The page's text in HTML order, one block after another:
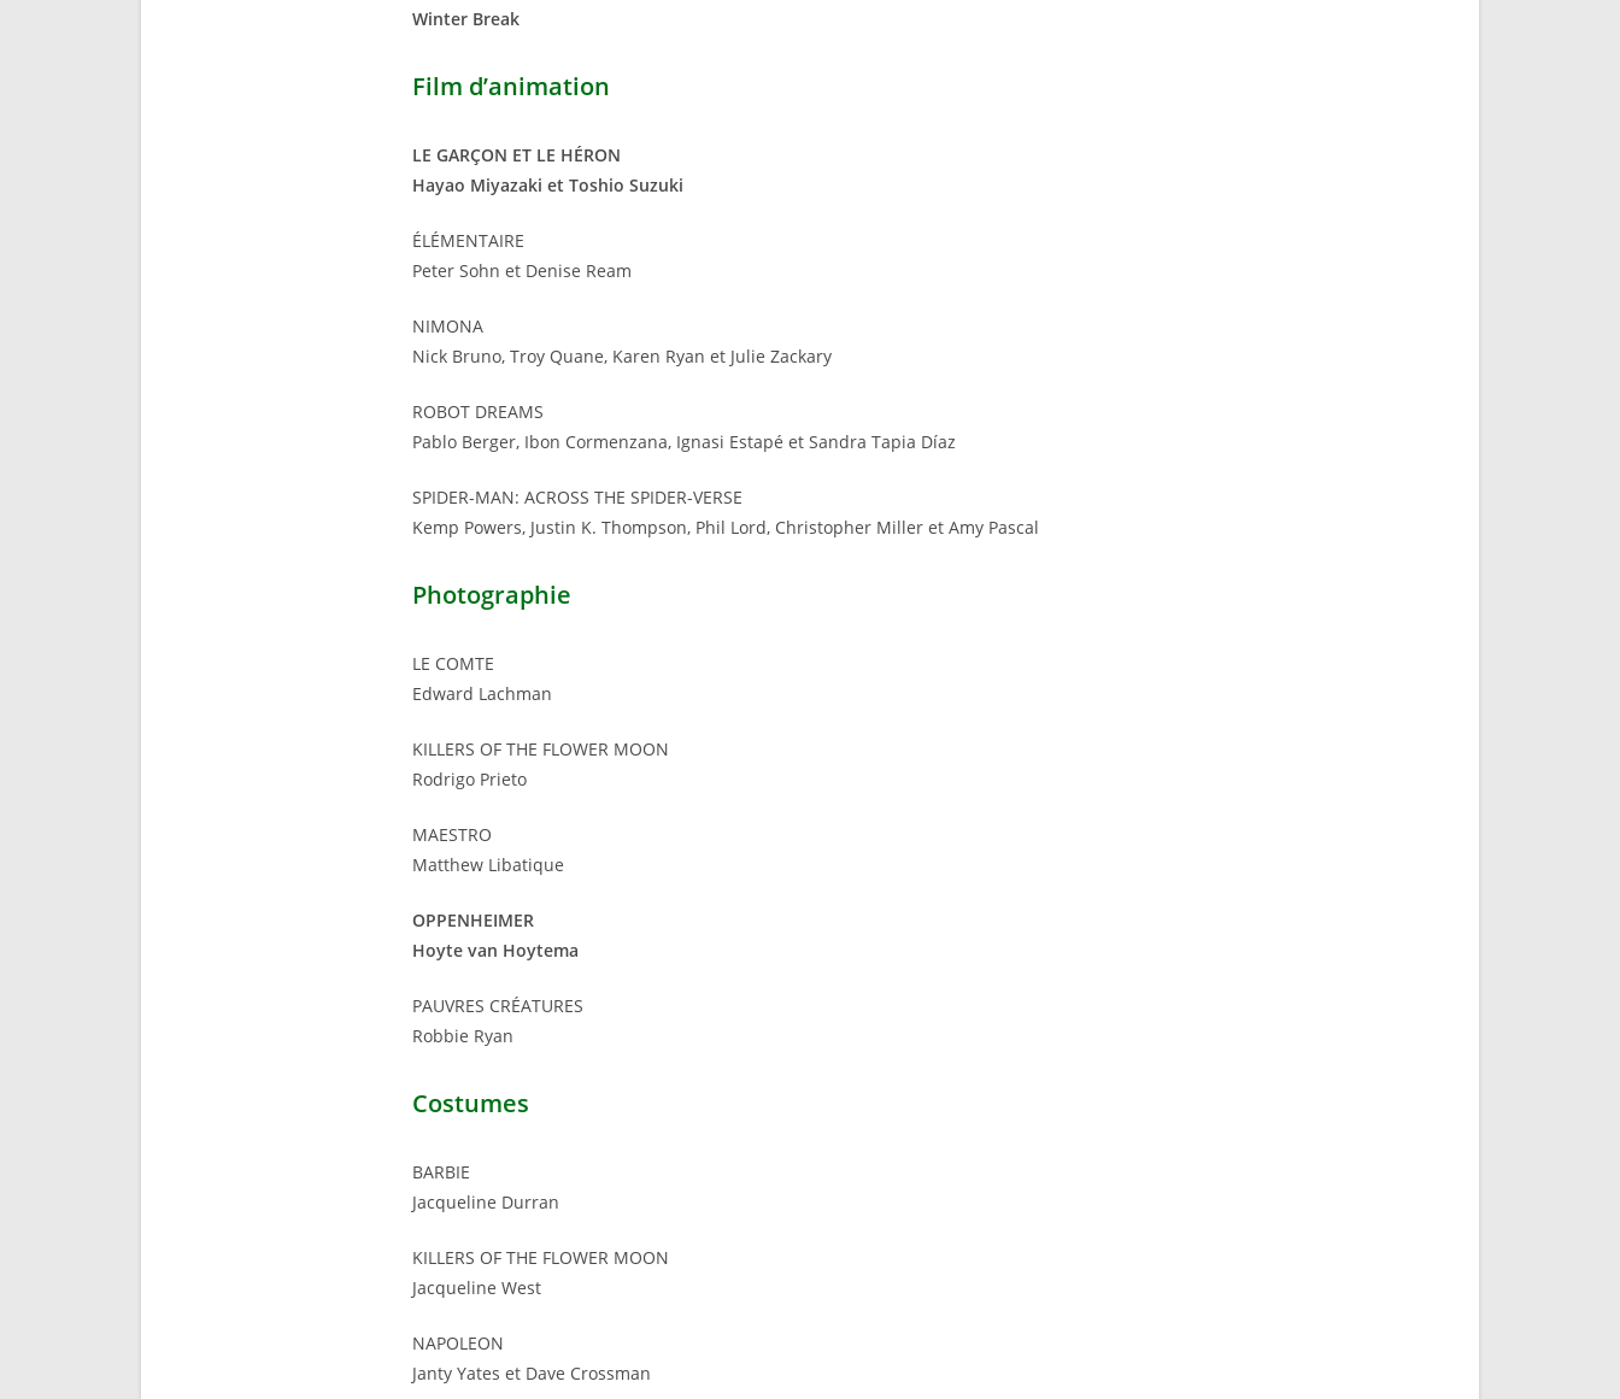
Winter Break
Film d’animation
LE GARÇON ET LE HÉRON
Hayao Miyazaki et Toshio Suzuki
ÉLÉMENTAIRE
Peter Sohn et Denise Ream
NIMONA
Nick Bruno, Troy Quane, Karen Ryan et Julie Zackary
ROBOT DREAMS
Pablo Berger, Ibon Cormenzana, Ignasi Estapé et Sandra Tapia Díaz
SPIDER-MAN: ACROSS THE SPIDER-VERSE
Kemp Powers, Justin K. Thompson, Phil Lord, Christopher Miller et Amy Pascal
Photographie
LE COMTE
Edward Lachman
KILLERS OF THE FLOWER MOON
Rodrigo Prieto
MAESTRO
Matthew Libatique
OPPENHEIMER
Hoyte van Hoytema
PAUVRES CRÉATURES
Robbie Ryan
Costumes
BARBIE
Jacqueline Durran
KILLERS OF THE FLOWER MOON
Jacqueline West
NAPOLEON
Janty Yates et Dave Crossman